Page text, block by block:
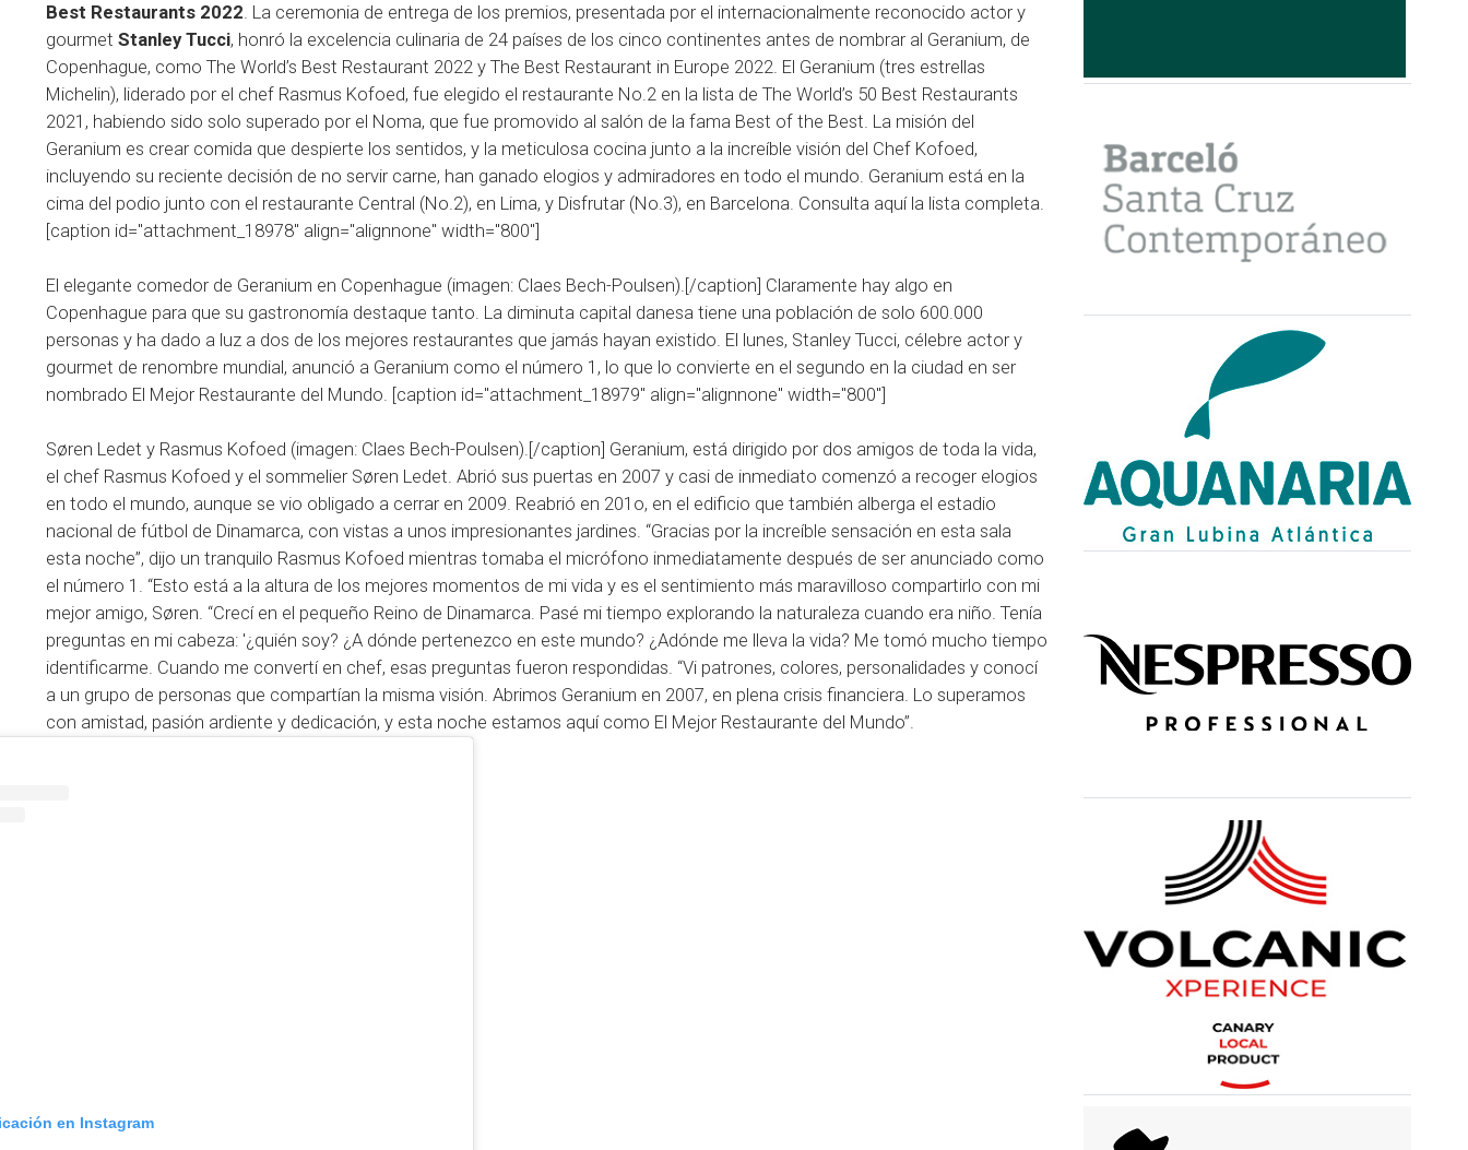
Best Restaurants 2022. La ceremonia de entrega de los premios, presentada por el internacionalmente reconocido actor y
gourmet Stanley Tucci, honró la excelencia culinaria de 24 países de los cinco continentes antes de nombrar al Geranium, de
Copenhague, como The World’s Best Restaurant 2022 y The Best Restaurant in Europe 2022. El Geranium (tres estrellas
Michelin), liderado por el chef Rasmus Kofoed, fue elegido el restaurante No.2 en la lista de The World’s 50 Best Restaurants
2021, habiendo sido solo superado por el Noma, que fue promovido al salón de la fama Best of the Best. La misión del
Geranium es crear comida que despierte los sentidos, y la meticulosa cocina junto a la increíble visión del Chef Kofoed,
incluyendo su reciente decisión de no servir carne, han ganado elogios y admiradores en todo el mundo. Geranium está en la
cima del podio junto con el restaurante Central (No.2), en Lima, y Disfrutar (No.3), en Barcelona. Consulta aquí la lista completa.
[caption id="attachment_18978" align="alignnone" width="800"]
El elegante comedor de Geranium en Copenhague (imagen: Claes Bech-Poulsen).[/caption] Claramente hay algo en
Copenhague para que su gastronomía destaque tanto. La diminuta capital danesa tiene una población de solo 600.000
personas y ha dado a luz a dos de los mejores restaurantes que jamás hayan existido. El lunes, Stanley Tucci, célebre actor y
gourmet de renombre mundial, anunció a Geranium como el número 1, lo que lo convierte en el segundo en la ciudad en ser
nombrado El Mejor Restaurante del Mundo. [caption id="attachment_18979" align="alignnone" width="800"]
Søren Ledet y Rasmus Kofoed (imagen: Claes Bech-Poulsen).[/caption] Geranium, está dirigido por dos amigos de toda la vida,
el chef Rasmus Kofoed y el sommelier Søren Ledet. Abrió sus puertas en 2007 y casi de inmediato comenzó a recoger elogios
en todo el mundo, aunque se vio obligado a cerrar en 2009. Reabrió en 201o, en el edificio que también alberga el estadio
nacional de fútbol de Dinamarca, con vistas a unos impresionantes jardines. “Gracias por la increíble sensación en esta sala
esta noche”, dijo un tranquilo Rasmus Kofoed mientras tomaba el micrófono inmediatamente después de ser anunciado como
el número 1. “Esto está a la altura de los mejores momentos de mi vida y es el sentimiento más maravilloso compartirlo con mi
mejor amigo, Søren. “Crecí en el pequeño Reino de Dinamarca. Pasé mi tiempo explorando la naturaleza cuando era niño. Tenía
preguntas en mi cabeza: '¿quién soy? ¿A dónde pertenezco en este mundo? ¿Adónde me lleva la vida? Me tomó mucho tiempo
identificarme. Cuando me convertí en chef, esas preguntas fueron respondidas. “Vi patrones, colores, personalidades y conocí
a un grupo de personas que compartían la misma visión. Abrimos Geranium en 2007, en plena crisis financiera. Lo superamos
con amistad, pasión ardiente y dedicación, y esta noche estamos aquí como El Mejor Restaurante del Mundo”.
en Instagram